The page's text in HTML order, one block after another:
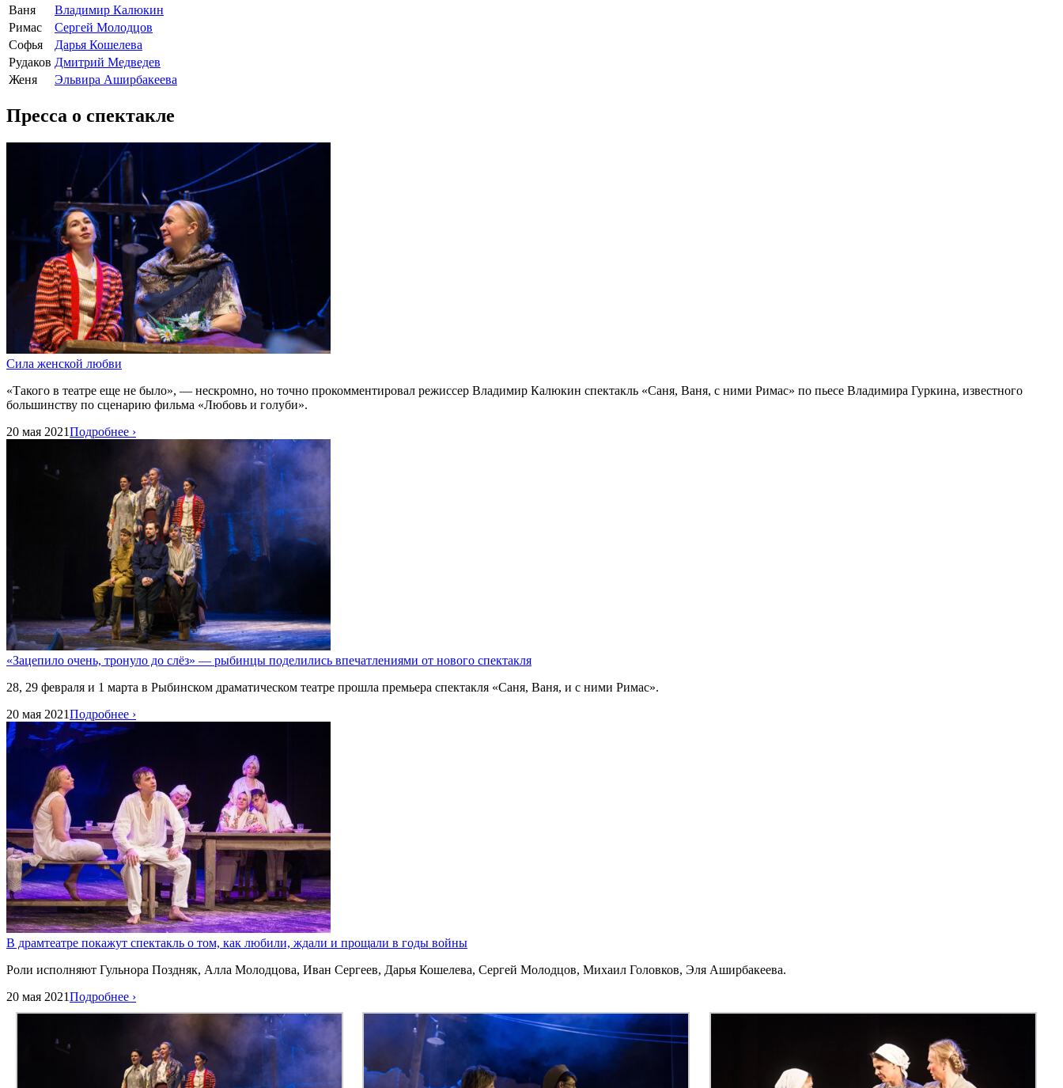
Ваня
Владимир Калюкин
Римас
Сергей Молодцов
Софья
Дарья Кошелева
Рудаков Дмитрий Медведев
Женя
Эльвира Аширбакеева
Пресса о спектакле
Сила женской любви
«Такого в театре еще не было», — нескромно, но точно прокомментировал режиссер Владимир Калюкин спектакль «Саня, Ваня, с ними Римас» по пьесе Владимира Гуркина, известного
большинству по сценарию фильма «Любовь и голуби».
20 мая 2021Подробнее ›
«Зацепило очень, тронуло до слёз» — рыбинцы поделились впечатлениями от нового спектакля
28, 29 февраля и 1 марта в Рыбинском драматическом театре прошла премьера спектакля «Саня, Ваня, и с ними Римас».
20 мая 2021Подробнее ›
В драмтеатре покажут спектакль о том, как любили, ждали и прощали в годы войны
Роли исполняют Гульнора Поздняк, Алла Молодцова, Иван Сергеев, Дарья Кошелева, Сергей Молодцов, Михаил Головков, Эля Аширбакеева.
20 мая 2021Подробнее ›